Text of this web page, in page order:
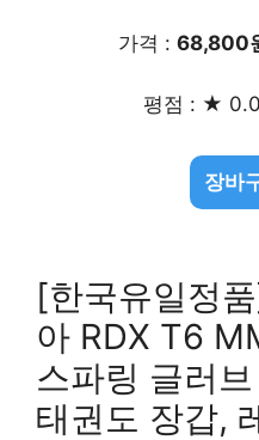
가격 : 68,800
평점 : ★
장바
[한국유일정
아 RDX T6
스파링 글러
태권도 장갑,